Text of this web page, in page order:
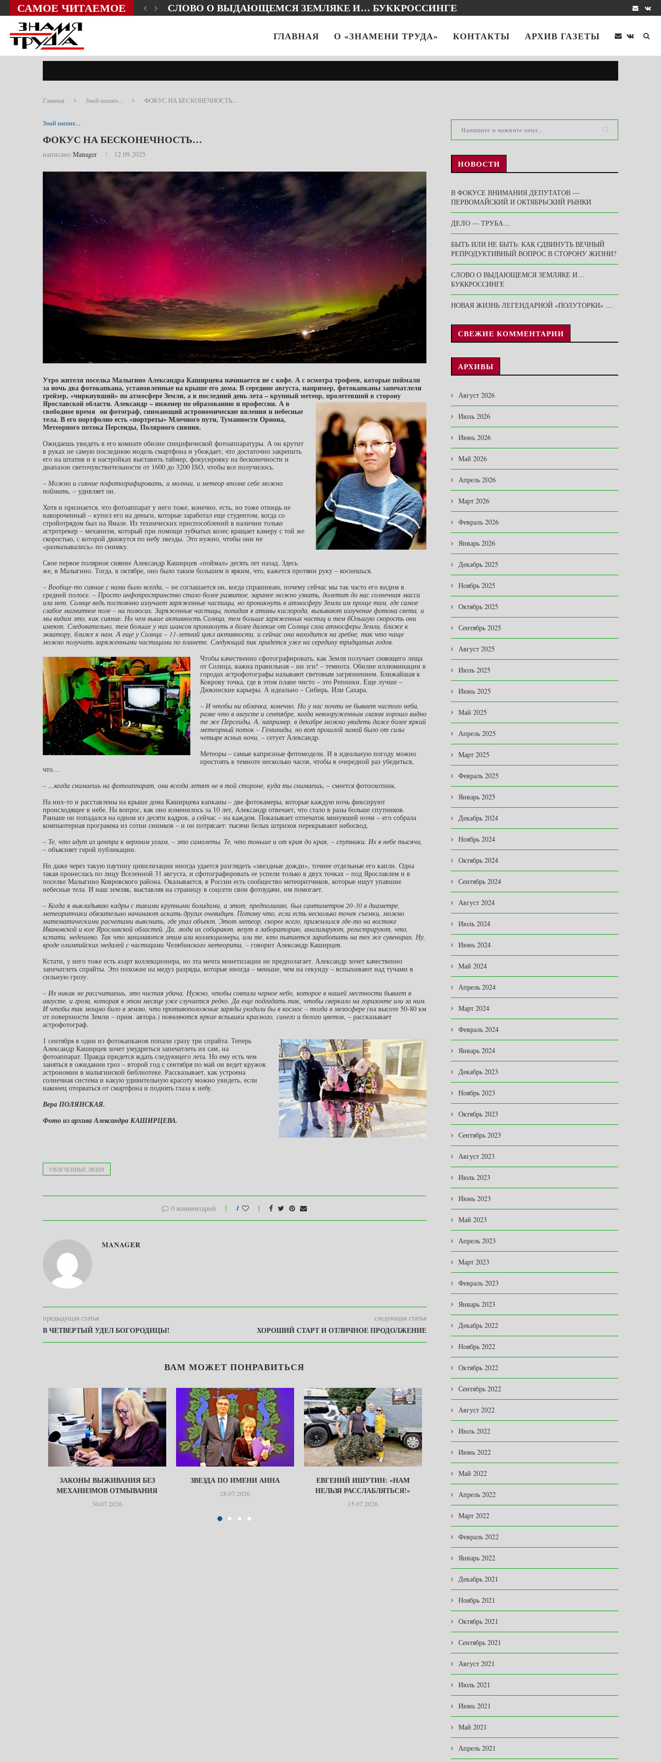
САМОЕ ЧИТАЕМОЕ СЛОВО О ВЫДАЮЩЕМСЯ ЗЕМЛЯКЕ И… БУККРОССИНГЕ
ГЛАВНАЯ О «ЗНАМЕНИ ТРУДА» КОНТАКТЫ АРХИВ ГАЗЕТЫ
Главная Знай наших... ФОКУС НА БЕСКОНЕЧНОСТЬ…
Знай наших...
ФОКУС НА БЕСКОНЕЧНОСТЬ…
написано Manager 12.09.2025
Утро жителя поселка Малыгино Александра Каширцева начинается не с кофе. А с осмотра трофеев, которые поймали
за ночь два фотокапкана, установленные на крыше его дома. В середине августа, например, фотокапканы запечатлели
грейзер, «чиркнувший» по атмосфере Земли, а в последний день лета – крупный метеор, пролетевший в сторону
Ярославской области. Александр – инженер по образованию и профессии. А в
свободное время он фотограф, снимающий астрономические явления и небесные
тела. В его портфолио есть «портреты» Млечного пути, Туманности Ориона,
Метеорного потока Персеиды, Полярного сияния.
Ожидаешь увидеть в его комнате обилие специфической фотоаппаратуры. А он крутит
в руках не самую последнюю модель смартфона и убеждает, что достаточно закрепить
его на штатив и в настройках выставить таймер, фокусировку на бесконечности и
диапазон светочувствительности от 1600 до 3200 ISO, чтобы все получилось.
– Можно и сияние пофотографировать, и молнии, и метеор вполне себе можно
поймать, – удивляет он.
Хотя и признается, что фотоаппарат у него тоже, конечно, есть, но тоже отнюдь не
навороченный – купил его на деньги, которые заработал еще студентом, когда со
стройотрядом был на Ямале. Из технических приспособлений в наличии только
астротрекер – механизм, который при помощи зубчатых колес вращает камеру с той же
скоростью, с которой движутся по небу звезды. Это нужно, чтобы они не
«размазывались» по снимку.
Свое первое полярное сияние Александр Каширцев «поймал» десять лет назад. Здесь
же, в Малыгино. Тогда, в октябре, оно было таким большим и ярким, что, кажется протяни руку – коснешься.
– Вообще-то сияние с нами было всегда, – не соглашается он, когда спрашиваю, почему сейчас мы так часто его видим в
средней полосе. – Просто инфопространство стало более развитое, заранее можно узнать, долетит до нас солнечная масса
или нет. Солнце ведь постоянно излучает заряженные частицы, но проникнуть в атмосферу Земли им проще там, где самое
слабое магнитное поле – на полюсах. Заряженные частицы, попадая в атомы кислорода, вызывают излучение фотона света, и
мы видим это, как сияние. Но чем выше активность Солнца, тем больше заряженных частиц и тем бОльшую скорость они
имеют. Следовательно, тем больше у них шансов проникнуть в более далекие от Солнца слои атмосферы Земли, ближе к
экватору, ближе к нам. А еще у Солнца – 11-летний цикл активности, и сейчас она находится на гребне, так что чаще
можно получить заряженными частицами по планете. Следующий пик придется уже на середину тридцатых годов.
Чтобы качественно сфотографировать, как Земля получает сияющего леща
от Солнца, важна правильная – ни зги! – темнота. Обилие иллюминации в
городах астрофотографы называют световым загрязнением. Ближайшая к
Коврову точка, где в этом плане чисто – это Репники. Еще лучше –
Дюкинские карьеры. А идеально – Сибирь. Или Сахара.
– И чтобы ни облачка, конечно. Но у нас почти не бывает чистого неба,
разве что в августе и сентябре, когда невооруженным глазом хорошо видно
те же Персеиды. А, например, в декабре можно увидеть даже более яркий
метеорный поток – Геминиды, но вот прошлой зимой было от силы
четыре ясных ночи, – сетует Александр.
Метеоры – самые капризные фотомодели. И в идеальную погоду можно
простоять в темноте несколько часов, чтобы в очередной раз убедиться,
что…
– …когда снимаешь на фотоаппарат, они всегда летят не в той стороне, куда ты снимаешь, – смеется фотоохотник.
На них-то и расставлены на крыше дома Каширцева капканы – две фотокамеры, которые каждую ночь фиксируют
происходящее в небе. На вопрос, как оно изменилось за 10 лет, Александр отвечает, что стало в разы больше спутников.
Раньше он попадался на одном из десяти кадров, а сейчас – на каждом. Показывает отпечаток минувшей ночи – его собрала
компьютерная программа из сотни снимков – и он потрясает: тысячи белых штрихов перекрывают небосвод.
– Те, что идут из центра к верхним углам, – это самолеты. Те, что тоньше и от края до края, – спутники. Их в небе тысячи,
– объясняет герой публикации.
Но даже через такую паутину цивилизации иногда удается разглядеть «звездные дожди», точнее отдельные его капли. Одна
такая пронеслась по лицу Вселенной 31 августа, и сфотографировать ее успели только в двух точках – под Ярославлем и в
поселке Малыгино Ковровского района. Оказывается, в России есть сообщество метеоритчиков, которые ищут упавшие
небесные тела. И наш земляк, выставляя на страницу в соцсети свои фотоудачи, им помогает.
– Когда я выкладываю кадры с такими крупными болидами, а этот, предполагаю, был сантиметров 20-30 в диаметре,
метеоритчики обязательно начинают искать других очевидцев. Потому что, если есть несколько точек съемки, можно
математическими расчетами выяснить, где упал объект. Этот метеор, скорее всего, приземлился где-то на востоке
Ивановской и юге Ярославской областей. Да, люди их собирают, везут в лабораторию, анализируют, регистрируют, что,
кстати, недешево. Так что занимаются этим или коллекционеры, или те, кто пытается заработать на тех же сувенирах. Ну,
вроде олимпийских медалей с частицами Челябинского метеорита, – говорит Александр Каширцев.
Кстати, у него тоже есть азарт коллекционера, но эта мечта монетизации не предполагает. Александр хочет качественно
запечатлеть спрайты. Это похожие на медуз разряды, которые иногда – меньше, чем на секунду – вспыхивают над тучами в
сильную грозу.
– Их никак не рассчитаешь, это чистая удача. Нужно, чтобы совпали черное небо, которое в нашей местности бывает в
августе, и гроза, которая в этом месяце уже случается редко. Да еще подгадать так, чтобы сверкало на горизонте или за ним.
И чтобы так мощно било в землю, что противоположные заряды уходили бы в космос – тогда в мезосфере (на высоте 50-80 км
от поверхности Земли – прим. автора.) появляются яркие вспышки красного, синего и белого цветов, – рассказывает
астрофотограф.
1 сентября в один из фотокапканов попали сразу три спрайта. Теперь
Александр Каширцев хочет умудриться запечатлеть их сам, на
фотоаппарат. Правда придется ждать следующего лета. Но ему есть чем
заняться в ожидании гроз – второй год с сентября по май он ведет кружок
астрономии в малыгинской библиотеке. Рассказывает, как устроена
солнечная система и какую удивительную красоту можно увидеть, если
наконец оторваться от смартфона и поднять глаза к небу.
Вера ПОЛЯНСКАЯ.
Фото из архива Александра КАШИРЦЕВА.
УВЛЕЧЕННЫЕ ЛЮДИ
0 комментарий 1
MANAGER
предыдущая статья
В ЧЕТВЕРТЫЙ УДЕЛ БОГОРОДИЦЫ!
следующая статья
ХОРОШИЙ СТАРТ И ОТЛИЧНОЕ ПРОДОЛЖЕНИЕ
ВАМ МОЖЕТ ПОНРАВИТЬСЯ
ЗАКОНЫ ВЫЖИВАНИЯ БЕЗ
МЕХАНИЗМОВ ОТМЫВАНИЯ
30.07.2026
ЗВЕЗДА ПО ИМЕНИ АННА
28.07.2026
ЕВГЕНИЙ ИШУТИН: «НАМ
НЕЛЬЗЯ РАССЛАБЛЯТЬСЯ!»
15.07.2026
ЗАПУТЫВАЮТСЯ В СЕТЯХ
СВОИМИ «КРЫЛЫШКАМИ» …
09.07.2026
09.07.2026
НОВОСТИ
В ФОКУСЕ ВНИМАНИЯ ДЕПУТАТОВ —
ПЕРВОМАЙСКИЙ И ОКТЯБРЬСКИЙ РЫНКИ
ДЕЛО — ТРУБА…
БЫТЬ ИЛИ НЕ БЫТЬ: КАК СДВИНУТЬ ВЕЧНЫЙ
РЕПРОДУКТИВНЫЙ ВОПРОС В СТОРОНУ ЖИЗНИ?
СЛОВО О ВЫДАЮЩЕМСЯ ЗЕМЛЯКЕ И…
БУККРОССИНГЕ
НОВАЯ ЖИЗНЬ ЛЕГЕНДАРНОЙ «ПОЛУТОРКИ» …
СВЕЖИЕ КОММЕНТАРИИ
АРХИВЫ
Август 2026
Июль 2026
Июнь 2026
Май 2026
Апрель 2026
Март 2026
Февраль 2026
Январь 2026
Декабрь 2025
Ноябрь 2025
Октябрь 2025
Сентябрь 2025
Август 2025
Июль 2025
Июнь 2025
Май 2025
Апрель 2025
Март 2025
Февраль 2025
Январь 2025
Декабрь 2024
Ноябрь 2024
Октябрь 2024
Сентябрь 2024
Август 2024
Июль 2024
Июнь 2024
Май 2024
Апрель 2024
Март 2024
Февраль 2024
Январь 2024
Декабрь 2023
Ноябрь 2023
Октябрь 2023
Сентябрь 2023
Август 2023
Июль 2023
Июнь 2023
Май 2023
Апрель 2023
Март 2023
Февраль 2023
Январь 2023
Декабрь 2022
Ноябрь 2022
Октябрь 2022
Сентябрь 2022
Август 2022
Июль 2022
Июнь 2022
Май 2022
Апрель 2022
Март 2022
Февраль 2022
Январь 2022
Декабрь 2021
Ноябрь 2021
Октябрь 2021
Сентябрь 2021
Август 2021
Июль 2021
Июнь 2021
Май 2021
Апрель 2021